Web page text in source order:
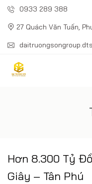
0933 289 388
27 Quách Văn Tuấn,
Hơn 8.300 Tỷ
Giây – Tân Phú